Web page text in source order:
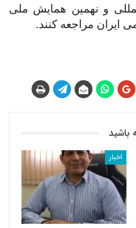
و نهمین همایش ملی
ایران مراجعه کنند.
اخبار